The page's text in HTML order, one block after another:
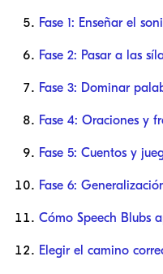
Fase 1: Enseñar el
Fase 2: Pasar a las
Fase 3: Dominar
Fase 4: Oraciones y
Fase 5: Cuentos y
Fase 6:
Cómo Speech Blubs
Elegir el camino